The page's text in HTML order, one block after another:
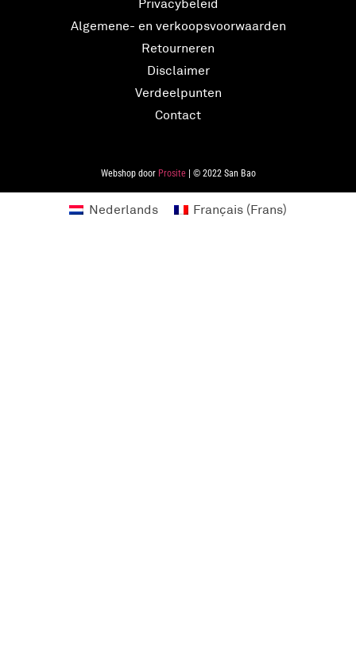
Privacybeleid
Algemene- en verkoopsvoorwaarden
Retourneren
Disclaimer
Verdeelpunten
Contact
Webshop door Prosite| © 2022 San Bao
Nederlands Français(Frans)